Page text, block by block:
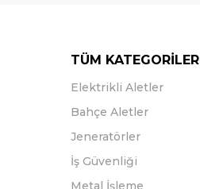
TÜM KATEGORİLER
Elektrikli Aletler
Bahçe Aletler
Jeneratörler
İş Güvenliği
Metal İşleme